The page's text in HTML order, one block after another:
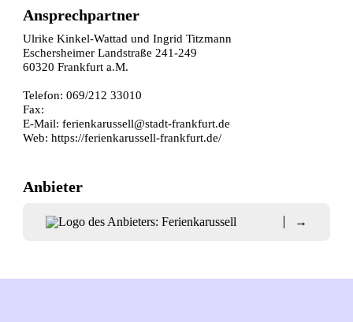
Ansprechpartner
Ulrike Kinkel-Wattad und Ingrid Titzmann
Eschersheimer Landstraße 241-249
60320 Frankfurt a.M.
Telefon: 069/212 33010
Fax:
E-Mail:ferienkarussell@stadt-frankfurt.de
Web:https://ferienkarussell-frankfurt.de/
Anbieter
→